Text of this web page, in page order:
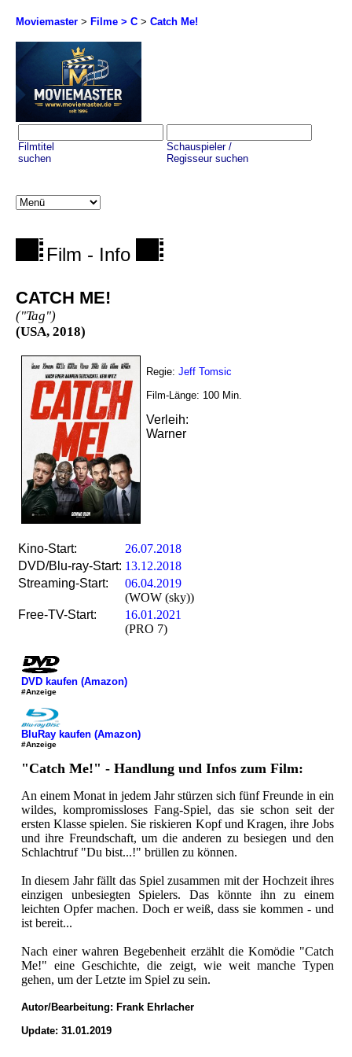
Moviemaster > Filme > C > Catch Me!
Filmtitel
suchen
Schauspieler /
Regisseur suchen
Film - Info
CATCH ME!
("Tag")
(USA, 2018)
Regie: Jeff Tomsic
Film-Länge: 100 Min.
Verleih:
Warner
Kino-Start:
26.07.2018
DVD/Blu-ray-Start: 13.12.2018
Streaming-Start:
06.04.2019
(WOW (sky))
Free-TV-Start:
16.01.2021
(PRO 7)
DVD kaufen (Amazon)
#Anzeige
BluRay kaufen (Amazon)
#Anzeige
"Catch Me!" - Handlung und Infos zum Film:
An einem Monat in jedem Jahr stürzen sich fünf Freunde in ein
wildes, kompromissloses Fang-Spiel, das sie schon seit der
ersten Klasse spielen. Sie riskieren Kopf und Kragen, ihre Jobs
und ihre Freundschaft, um die anderen zu besiegen und den
Schlachtruf "Du bist...!" brüllen zu können.
In diesem Jahr fällt das Spiel zusammen mit der Hochzeit ihres
einzigen unbesiegten Spielers. Das könnte ihn zu einem
leichten Opfer machen. Doch er weiß, dass sie kommen - und
ist bereit...
Nach einer wahren Begebenheit erzählt die Komödie "Catch
Me!" eine Geschichte, die zeigt, wie weit manche Typen
gehen, um der Letzte im Spiel zu sein.
Autor/Bearbeitung: Frank Ehrlacher
Update: 31.01.2019